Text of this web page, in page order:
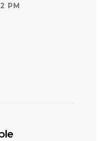
PM